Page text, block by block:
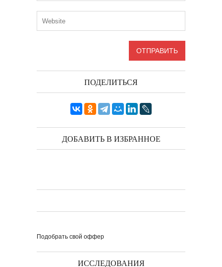
ПОДЕЛИТЬСЯ
ДОБАВИТЬ В ИЗБРАННОЕ
Подобрать свой оффер
ИССЛЕДОВАНИЯ